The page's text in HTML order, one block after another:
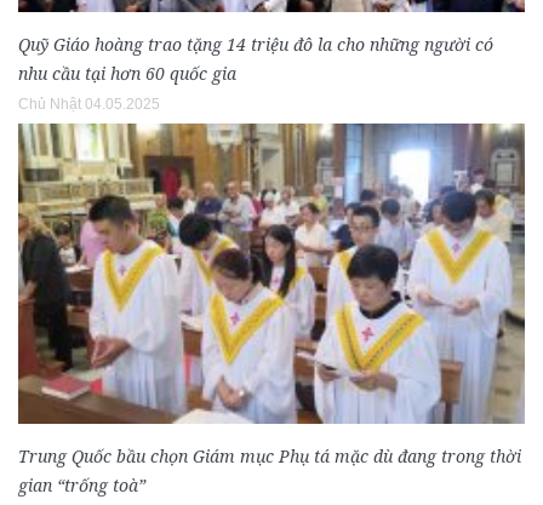
Quỹ Giáo hoàng trao tặng 14 triệu đô la cho những người có
nhu cầu tại hơn 60 quốc gia
Chủ Nhật 04.05.2025
Trung Quốc bầu chọn Giám mục Phụ tá mặc dù đang trong thời
gian “trống toà”